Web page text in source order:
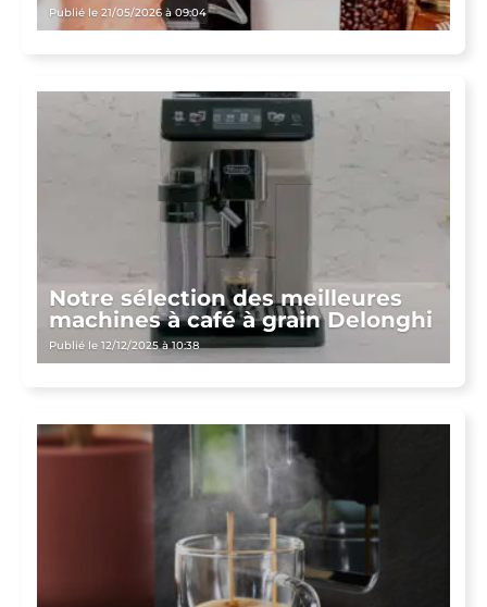
Publié le 21/05/2026 à 09:04
Notre sélection des meilleures
machines à café à grain Delonghi
Publié le 12/12/2025 à 10:38